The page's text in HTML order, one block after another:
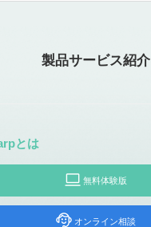
製品サービス紹介
とは
無料体験版
オンライン相談